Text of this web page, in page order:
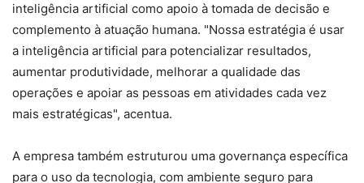
inteligência artificial como apoio à tomada de decisão e
complemento à atuação humana. "Nossa estratégia é usar
a inteligência artificial para potencializar resultados,
aumentar produtividade, melhorar a qualidade das
operações e apoiar as pessoas em atividades cada vez
mais estratégicas", acentua.
A empresa também estruturou uma governança específica
para o uso da tecnologia, com ambiente seguro para